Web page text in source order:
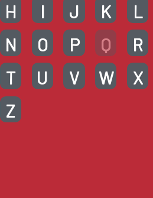
H I J K
L
N O P Q
R
T U V W
X
Z